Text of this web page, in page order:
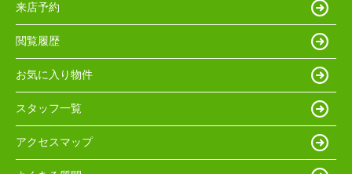
来店予約
閲覧履歴
お気に入り物件
スタッフ一覧
アクセスマップ